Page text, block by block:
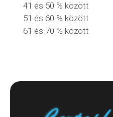
41 és 50 % között
51 és 60 % között
61 és 70 % között